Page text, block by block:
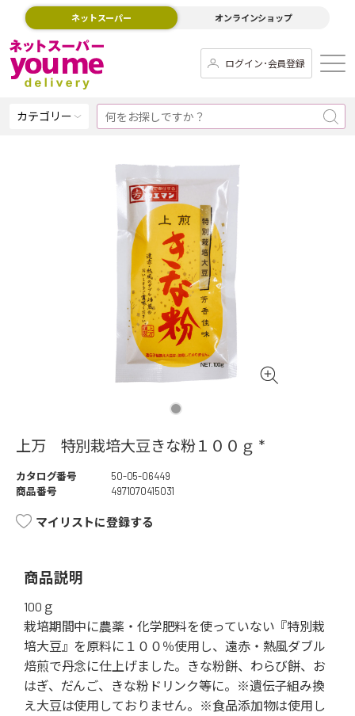
ネットスーパー オンラインショップ
ログイン･会員登録
カテゴリー
上万 特別栽培大豆きな粉１００ｇ *
カタログ番号
50-05-06449
商品番号
4971070415031
マイリストに登録する
商品説明
100ｇ
栽培期間中に農薬・化学肥料を使っていない『特別栽
培大豆』を原料に１００％使用し、遠赤・熱風ダブル
焙煎で丹念に仕上げました。きな粉餅、わらび餅、お
はぎ、だんご、きな粉ドリンク等に。※遺伝子組み換
え大豆は使用しておりません。※食品添加物は使用し